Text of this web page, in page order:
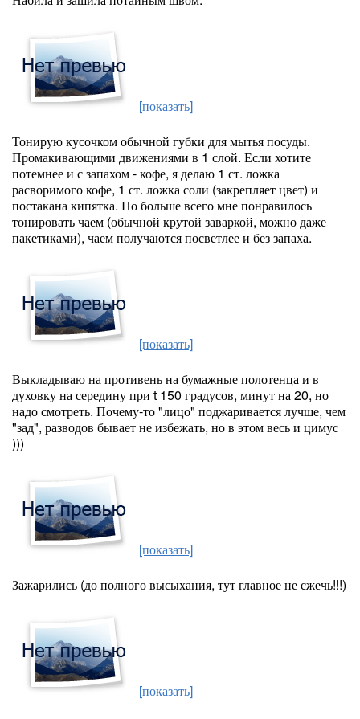
[показать]
Тонирую кусочком обычной губки для мытья посуды.
Промакивающими движениями в 1 слой. Если хотите
потемнее и с запахом - кофе, я делаю 1 ст. ложка
расворимого кофе, 1 ст. ложка соли (закрепляет цвет) и
постакана кипятка. Но больше всего мне понравилось
тонировать чаем (обычной крутой заваркой, можно даже
пакетиками), чаем получаются посветлее и без запаха.
[показать]
Выкладываю на противень на бумажные полотенца и в
духовку на середину при t 150 градусов, минут на 20, но
надо смотреть. Почему-то "лицо" поджаривается лучше, чем
"зад", разводов бывает не избежать, но в этом весь и цимус
)))
[показать]
Зажарились (до полного высыхания, тут главное не сжечь!!!)
[показать]